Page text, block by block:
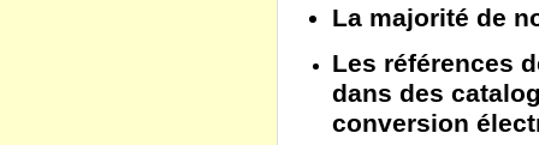
La majorité de
Les références
dans des
conversion